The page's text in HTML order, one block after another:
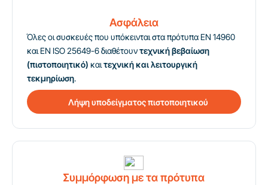
Ασφάλεια
Όλες οι συσκευές που υπόκεινται στα πρότυπα EN 14960
και EN ISO 25649-6 διαθέτουντεχνική βεβαίωση
(πιστοποιητικό) καιτεχνική και λειτουργική
τεκμηρίωση.
Λήψη υποδείγματος πιστοποιητικού
Συμμόρφωση με τα πρότυπα